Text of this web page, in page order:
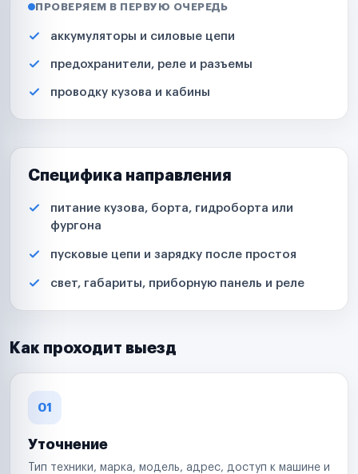
ПРОВЕРЯЕМ В ПЕРВУЮ ОЧЕРЕДЬ
аккумуляторы и силовые цепи
предохранители, реле и разъемы
проводку кузова и кабины
Специфика направления
питание кузова, борта, гидроборта или
фургона
пусковые цепи и зарядку после простоя
свет, габариты, приборную панель и реле
Как проходит выезд
01
Уточнение
Тип техники, марка, модель, адрес, доступ к машине и